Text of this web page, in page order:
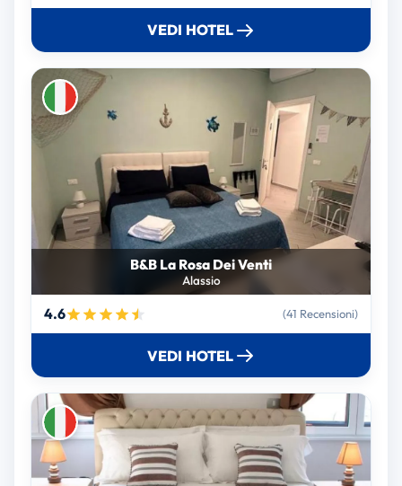
VEDI HOTEL
B&B La Rosa Dei Venti
Alassio
4.6 (41 Recensioni)
VEDI HOTEL